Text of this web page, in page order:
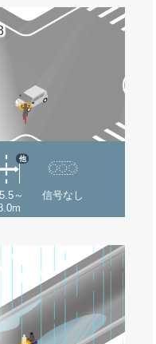
～
他
信号なし